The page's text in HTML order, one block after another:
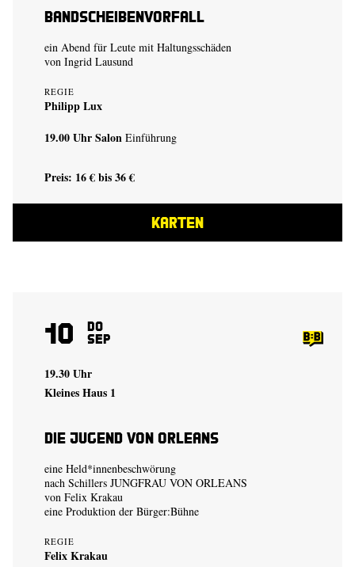
Bandscheibenvorfall
ein Abend für Leute mit Haltungsschäden
von Ingrid Lausund
REGIE
Philipp Lux
19.00 UhrSalon Einführung
Preis: 16 € bis 36 €
KARTEN
10 Do
Sep
19.30 Uhr
Kleines Haus 1
Die Jugend von Orleans
eine Held*innenbeschwörung
nach Schillers JUNGFRAU VON ORLEANS
von Felix Krakau
eine Produktion der Bürger:Bühne
REGIE
Felix Krakau